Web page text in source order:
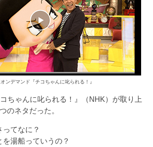
ンデマンド『チコちゃんに叱られる！』
ちゃんに叱られる！』（NHK）が取り上
のネタだった。
ってなに？
を湯船っていうの？